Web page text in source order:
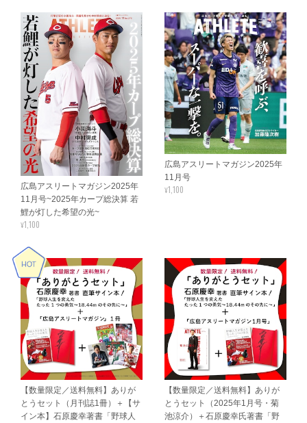
広島アスリートマガジン2025年
11月号~2025年カープ総決算 若
鯉が灯した希望の光~
¥1,100
広島アスリートマガジン2025年
11月号
¥1,100
【数量限定／送料無料】ありが
とうセット（月刊誌1冊）＋【サ
イン本】石原慶幸著書「野球人
【数量限定／送料無料】ありが
とうセット（2025年1月号・菊
池涼介）＋石原慶幸氏著書「野